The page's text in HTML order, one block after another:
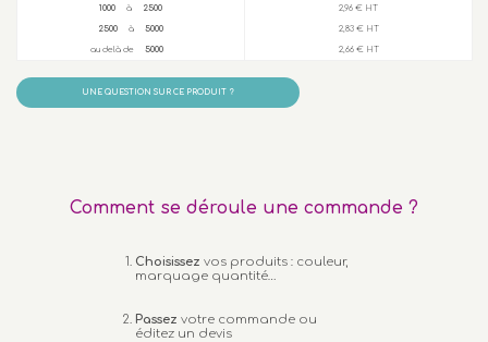
1000 à 2500 2,96 € HT
2500 à 5000 2,83 € HT
au delà de 5000 2,66 € HT
UNE QUESTION SUR CE PRODUIT ?
Comment se déroule une commande ?
Choisissez vos produits : couleur,
marquage quantité…
Passez votre commande ou
éditez un devis